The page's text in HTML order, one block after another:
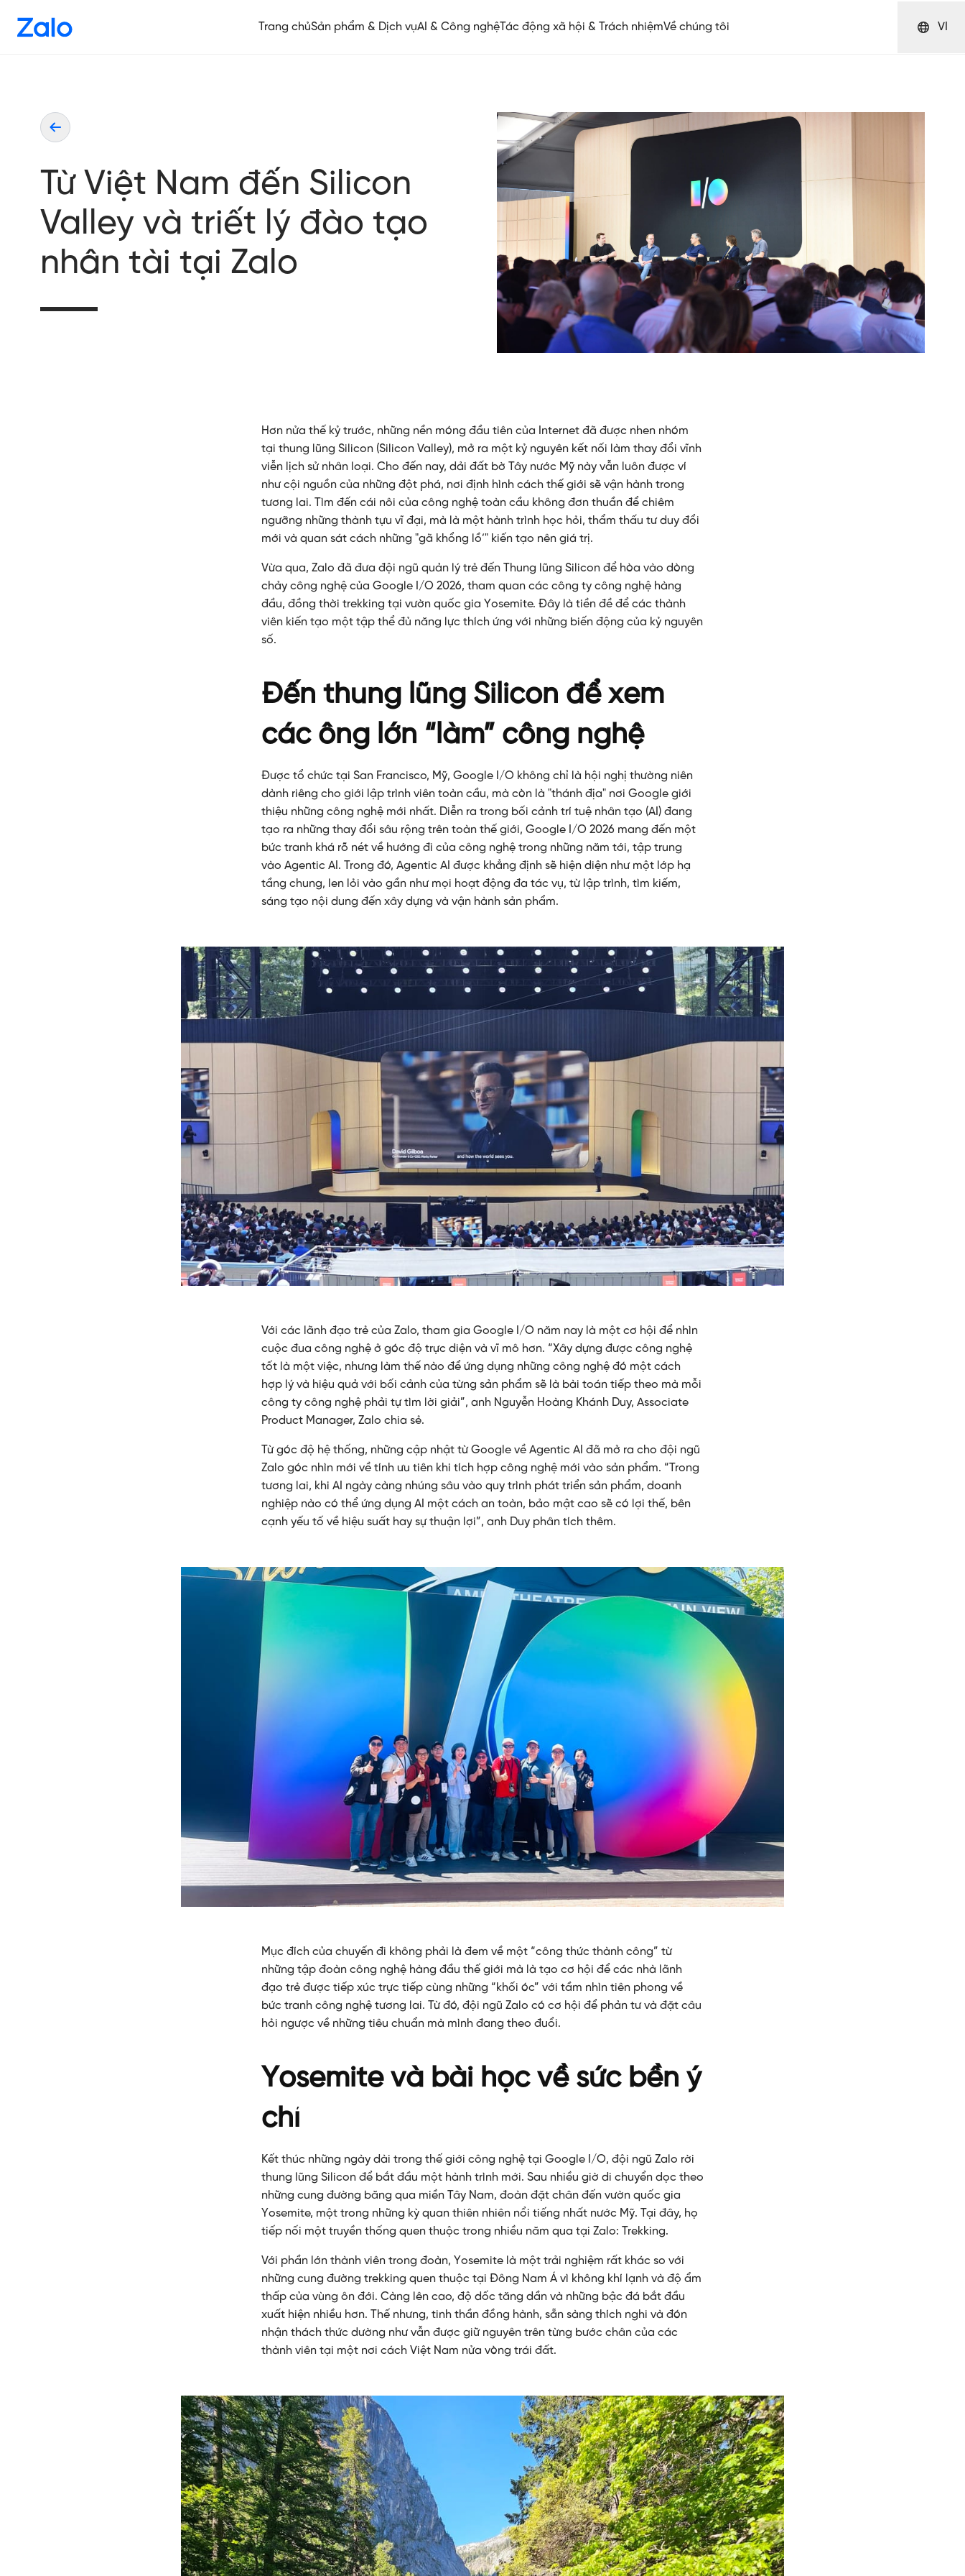
Trang chủSản phẩm & Dịch vụAI & Công nghệTác động xã hội & Trách nhiệmVề chúng tôi VI
Từ Việt Nam đến Silicon
Valley và triết lý đào tạo
nhân tài tại Zalo
Hơn nửa thế kỷ trước, những nền móng đầu tiên của Internet đã được nhen nhóm
tại thung lũng Silicon (Silicon Valley), mở ra một kỷ nguyên kết nối làm thay đổi vĩnh
viễn lịch sử nhân loại. Cho đến nay, dải đất bờ Tây nước Mỹ này vẫn luôn được ví
như cội nguồn của những đột phá, nơi định hình cách thế giới sẽ vận hành trong
tương lai. Tìm đến cái nôi của công nghệ toàn cầu không đơn thuần để chiêm
ngưỡng những thành tựu vĩ đại, mà là một hành trình học hỏi, thẩm thấu tư duy đổi
mới và quan sát cách những "gã khổng lồ’" kiến tạo nên giá trị.
Vừa qua, Zalo đã đưa đội ngũ quản lý trẻ đến Thung lũng Silicon để hòa vào dòng
chảy công nghệ của Google I/O 2026, tham quan các công ty công nghệ hàng
đầu, đồng thời trekking tại vườn quốc gia Yosemite. Đây là tiền đề để các thành
viên kiến tạo một tập thể đủ năng lực thích ứng với những biến động của kỷ nguyên
số.
Đến thung lũng Silicon để xem
các ông lớn “làm” công nghệ
Được tổ chức tại San Francisco, Mỹ, Google I/O không chỉ là hội nghị thường niên
dành riêng cho giới lập trình viên toàn cầu, mà còn là "thánh địa" nơi Google giới
thiệu những công nghệ mới nhất. Diễn ra trong bối cảnh trí tuệ nhân tạo (AI) đang
tạo ra những thay đổi sâu rộng trên toàn thế giới, Google I/O 2026 mang đến một
bức tranh khá rõ nét về hướng đi của công nghệ trong những năm tới, tập trung
vào Agentic AI. Trong đó, Agentic AI được khẳng định sẽ hiện diện như một lớp hạ
tầng chung, len lỏi vào gần như mọi hoạt động đa tác vụ, từ lập trình, tìm kiếm,
sáng tạo nội dung đến xây dựng và vận hành sản phẩm.
Với các lãnh đạo trẻ của Zalo, tham gia Google I/O năm nay là một cơ hội để nhìn
cuộc đua công nghệ ở góc độ trực diện và vĩ mô hơn. “Xây dựng được công nghệ
tốt là một việc, nhưng làm thế nào để ứng dụng những công nghệ đó một cách
hợp lý và hiệu quả với bối cảnh của từng sản phẩm sẽ là bài toán tiếp theo mà mỗi
công ty công nghệ phải tự tìm lời giải”, anh Nguyễn Hoàng Khánh Duy, Associate
Product Manager, Zalo chia sẻ.
Từ góc độ hệ thống, những cập nhật từ Google về Agentic AI đã mở ra cho đội ngũ
Zalo góc nhìn mới về tính ưu tiên khi tích hợp công nghệ mới vào sản phẩm. “Trong
tương lai, khi AI ngày càng nhúng sâu vào quy trình phát triển sản phẩm, doanh
nghiệp nào có thể ứng dụng AI một cách an toàn, bảo mật cao sẽ có lợi thế, bên
cạnh yếu tố về hiệu suất hay sự thuận lợi”, anh Duy phân tích thêm.
Mục đích của chuyến đi không phải là đem về một “công thức thành công” từ
những tập đoàn công nghệ hàng đầu thế giới mà là tạo cơ hội để các nhà lãnh
đạo trẻ được tiếp xúc trực tiếp cùng những “khối óc” với tầm nhìn tiên phong về
bức tranh công nghệ tương lai. Từ đó, đội ngũ Zalo có cơ hội để phản tư và đặt câu
hỏi ngược về những tiêu chuẩn mà mình đang theo đuổi.
Yosemite và bài học về sức bền ý
chí
Kết thúc những ngày dài trong thế giới công nghệ tại Google I/O, đội ngũ Zalo rời
thung lũng Silicon để bắt đầu một hành trình mới. Sau nhiều giờ di chuyển dọc theo
những cung đường băng qua miền Tây Nam, đoàn đặt chân đến vườn quốc gia
Yosemite, một trong những kỳ quan thiên nhiên nổi tiếng nhất nước Mỹ. Tại đây, họ
tiếp nối một truyền thống quen thuộc trong nhiều năm qua tại Zalo: Trekking.
Với phần lớn thành viên trong đoàn, Yosemite là một trải nghiệm rất khác so với
những cung đường trekking quen thuộc tại Đông Nam Á vì không khí lạnh và độ ẩm
thấp của vùng ôn đới. Càng lên cao, độ dốc tăng dần và những bậc đá bắt đầu
xuất hiện nhiều hơn. Thế nhưng, tinh thần đồng hành, sẵn sàng thích nghi và đón
nhận thách thức dường như vẫn được giữ nguyên trên từng bước chân của các
thành viên tại một nơi cách Việt Nam nửa vòng trái đất.